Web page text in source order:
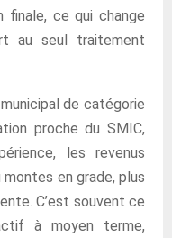
finale, ce qui change
au seul traitement
de catégorie
proche du SMIC,
les revenus
en grade, plus
C’est souvent ce
à moyen terme,